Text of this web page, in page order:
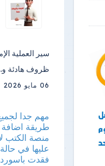
سير العملية
ظروف هادئة
06 مايو 2026
مهم جدا
طريقة
منصة الكتب
عليها في
فقدت